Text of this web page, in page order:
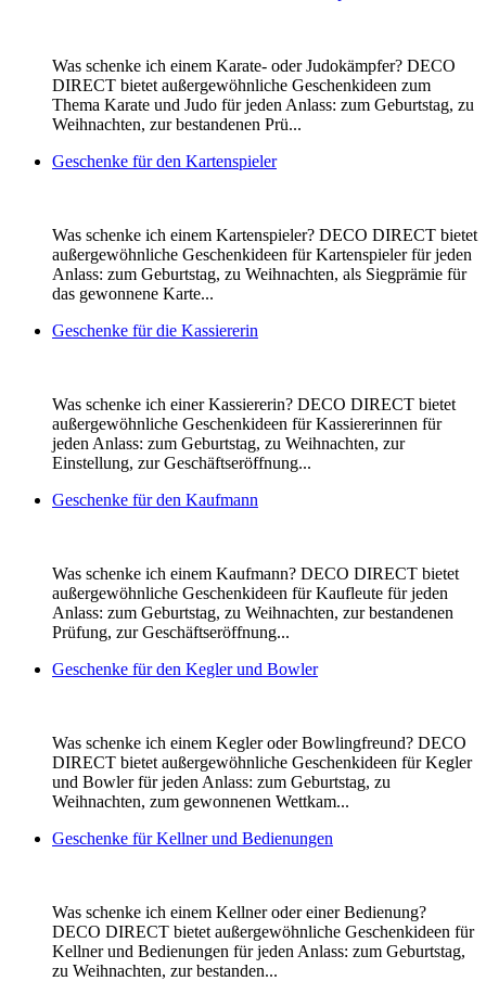
Was schenke ich einem Karate- oder Judokämpfer? DECO
DIRECT bietet außergewöhnliche Geschenkideen zum
Thema Karate und Judo für jeden Anlass: zum Geburtstag, zu
Weihnachten, zur bestandenen Prü...
Geschenke für den Kartenspieler
Was schenke ich einem Kartenspieler? DECO DIRECT bietet
außergewöhnliche Geschenkideen für Kartenspieler für jeden
Anlass: zum Geburtstag, zu Weihnachten, als Siegprämie für
das gewonnene Karte...
Geschenke für die Kassiererin
Was schenke ich einer Kassiererin? DECO DIRECT bietet
außergewöhnliche Geschenkideen für Kassiererinnen für
jeden Anlass: zum Geburtstag, zu Weihnachten, zur
Einstellung, zur Geschäftseröffnung...
Geschenke für den Kaufmann
Was schenke ich einem Kaufmann? DECO DIRECT bietet
außergewöhnliche Geschenkideen für Kaufleute für jeden
Anlass: zum Geburtstag, zu Weihnachten, zur bestandenen
Prüfung, zur Geschäftseröffnung...
Geschenke für den Kegler und Bowler
Was schenke ich einem Kegler oder Bowlingfreund? DECO
DIRECT bietet außergewöhnliche Geschenkideen für Kegler
und Bowler für jeden Anlass: zum Geburtstag, zu
Weihnachten, zum gewonnenen Wettkam...
Geschenke für Kellner und Bedienungen
Was schenke ich einem Kellner oder einer Bedienung?
DECO DIRECT bietet außergewöhnliche Geschenkideen für
Kellner und Bedienungen für jeden Anlass: zum Geburtstag,
zu Weihnachten, zur bestanden...